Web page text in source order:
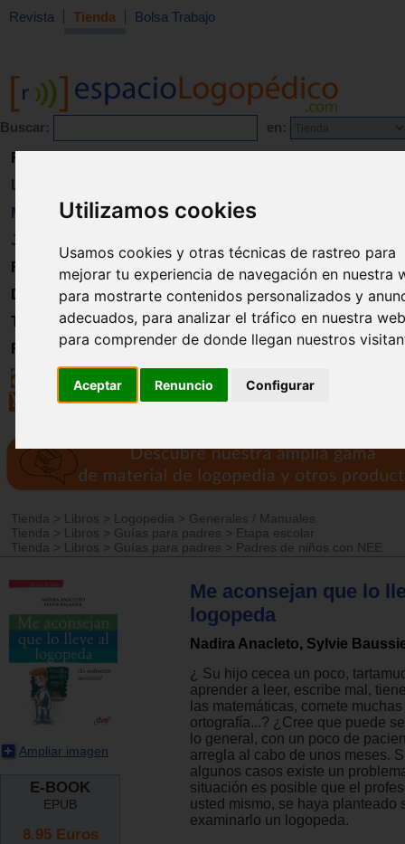
Utilizamos cookies
Usamos cookies y otras técnicas de rastreo para
mejorar tu experiencia de navegación en nuestra
para mostrarte contenidos personalizados y
adecuados, para analizar el tráfico en nuestra
para comprender de donde llegan nuestros
Aceptar Renuncio Configurar
Revista Tienda Bolsa Trabajo
Buscar: en:
Revista
Libros
Material
Juguetes
Formación
Directorio
Trabajo
Registro
Tienda > Libros > Logopedia > Generales / Manuales
Tienda
> Libros > Guías para padres > Etapa escolar
Tienda
> Libros > Guías para padres > Padres de niños con NEE
Ampliar imagen
E-BOOK
EPUB
8.95 Euros
Me aconsejan que lo
logopeda
Nadira Anacleto, Sylvie
¿ Su hijo cecea un poco,
aprender a leer, escribe mal,
las matemáticas, comete
ortografía...? ¿Cree que puede
lo general, con un poco de
arregla al cabo de unos meses.
algunos casos existe un
situación es posible que el
usted mismo, se haya planteado
examinarlo un logopeda.